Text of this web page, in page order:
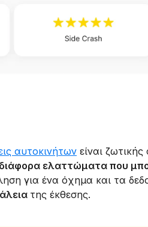
αυτοκινήτων είναι
ελαττώματα που
για ένα όχημα και τα
της έκθεσης.